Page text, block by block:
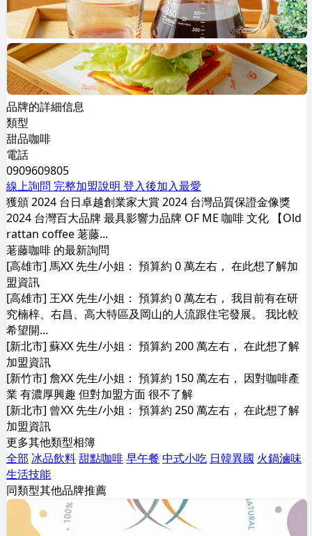
品牌的詳細信息
類型
甜品咖啡
電話
0909609805
線上詢問 完整加盟說明 登入後加入最愛
獲頒 2024 台日卓越創業家大賞 2024 台灣品質保證金像獎
2024 台灣百大品牌 最具影響力品牌 OF ME 咖啡 文化 【Old
rattan coffee 荖藤...
荖藤咖啡 的最新詢問
[高雄市] 馬XX 先生/小姐： 預算約 0 萬左右， 在此想了解加
盟資訊
[高雄市] 王XX 先生/小姐： 預算約 0 萬左右， 我目前有在研
究楠梓、右昌、高大特區及岡山的人流跟住宅發展。 我比較
希望開...
[新北市] 蘇XX 先生/小姐： 預算約 200 萬左右， 在此想了解
加盟資訊
[新竹市] 詹XX 先生/小姐： 預算約 150 萬左右， 因對咖啡產
業 有濃厚興趣 但對加盟方面 很不了解
[新北市] 曾XX 先生/小姐： 預算約 250 萬左右， 在此想了解
加盟資訊
更多其他類型相簿
全部 冰品飲料甜點咖啡早午餐 中式小吃 日韓異國 火鍋滷味
生活技能
同類型其他品牌推薦